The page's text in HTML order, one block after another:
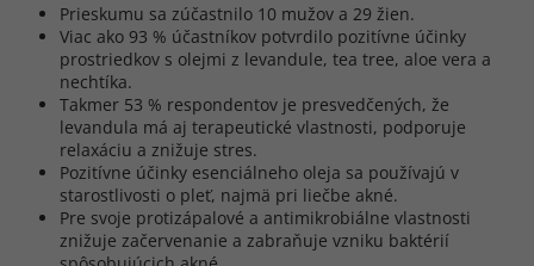
Prieskumu sa zúčastnilo 10 mužov a 29 žien.
Viac ako 93 % účastníkov potvrdilo pozitívne účinky
prostriedkov s olejmi z levandule, tea tree, aloe vera a
nechtíka.
Takmer 53 % respondentov je presvedčených, že
levandula má aj terapeutické vlastnosti, podporuje
relaxáciu a znižuje stres.
Pozitívne účinky esenciálneho oleja sa používajú v
starostlivosti o pleť, najmä pri liečbe akné.
Pre svoje protizápalové a antimikrobiálne vlastnosti
znižuje začervenanie a zabraňuje vzniku baktérií